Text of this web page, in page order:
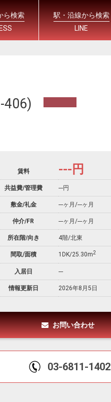
ら検索
駅・沿線から検索
LINE
406)
賃料 --- 円
共益費/管理費 ---円
敷金/礼金 ---ヶ月 /---ヶ月
仲介/FR ---ヶ月 /---ヶ月
所在階/向き 4階/北東
間取/面積 1DK/25.30m2
入居日 ---
情報更新日 2026年8月5日
お問い合わせ
03-6811-1402